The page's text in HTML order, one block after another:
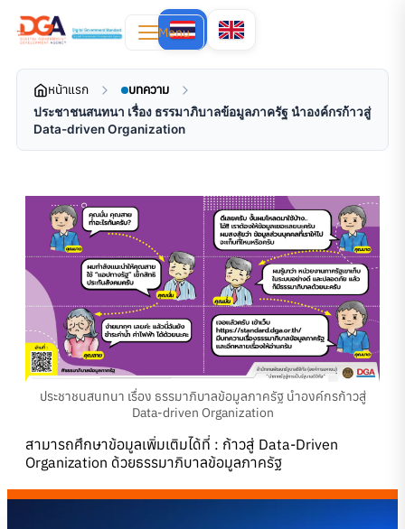
Menu
หน้าแรก บทความ
ประชาชนสนทนา เรื่อง ธรรมาภิบาลข้อมูลภาครัฐ นำองค์กรก้าวสู่
Data-driven Organization
ประชาชนสนทนา เรื่อง ธรรมาภิบาลข้อมูลภาครัฐ นำองค์กรก้าวสู่
Data-driven Organization
สามารถศึกษาข้อมูลเพิ่มเติมได้ที่ : ก้าวสู่ Data-Driven
Organization ด้วยธรรมาภิบาลข้อมูลภาครัฐ